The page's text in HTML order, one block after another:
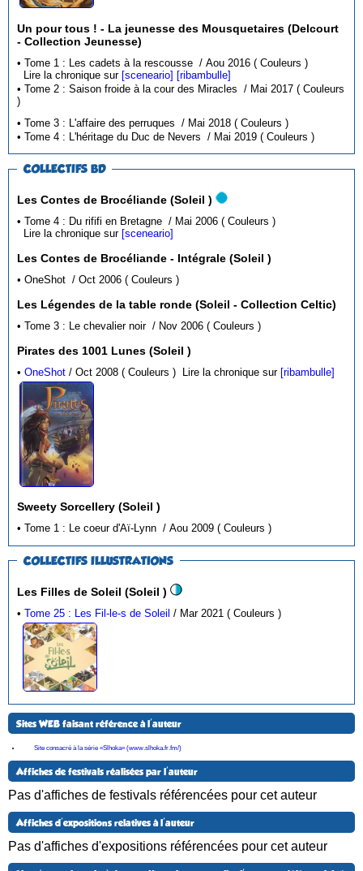
Un pour tous ! - La jeunesse des Mousquetaires (Delcourt
- Collection Jeunesse)
• Tome 1 : Les cadets à la rescousse / Aou 2016 ( Couleurs )
Lire la chronique sur [sceneario] [ribambulle]
• Tome 2 : Saison froide à la cour des Miracles / Mai 2017 ( Couleurs
)
• Tome 3 : L'affaire des perruques / Mai 2018 ( Couleurs )
• Tome 4 : L'héritage du Duc de Nevers / Mai 2019 ( Couleurs )
COLLECTIFS BD
Les Contes de Brocéliande (Soleil )
• Tome 4 : Du rififi en Bretagne / Mai 2006 ( Couleurs )
Lire la chronique sur [sceneario]
Les Contes de Brocéliande - Intégrale (Soleil )
• OneShot / Oct 2006 ( Couleurs )
Les Légendes de la table ronde (Soleil - Collection Celtic)
• Tome 3 : Le chevalier noir / Nov 2006 ( Couleurs )
Pirates des 1001 Lunes (Soleil )
•OneShot / Oct 2008 ( Couleurs ) Lire la chronique sur [ribambulle]
Sweety Sorcellery (Soleil )
• Tome 1 : Le coeur d'Aï-Lynn / Aou 2009 ( Couleurs )
COLLECTIFS ILLUSTRATIONS
Les Filles de Soleil (Soleil )
•Tome 25 : Les Fil-le-s de Soleil / Mar 2021 ( Couleurs )
Sites WEB faisant référence à l'auteur
Site consacré à la série «Slhoka» (www.slhoka.fr.fm/)
Affiches de festivals réalisées par l'auteur
Pas d'affiches de festivals référencées pour cet auteur
Affiches d'expositions relatives à l'auteur
Pas d'affiches d'expositions référencées pour cet auteur